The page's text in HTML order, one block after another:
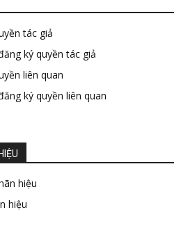
tác giả
ký quyền tác giả
liên quan
ký quyền liên quan
hiệu
hiệu